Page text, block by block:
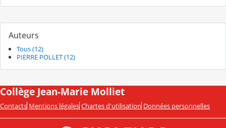
Auteurs
Tous (12)
PIERRE POLLET (12)
Collège Jean-Marie Molliet
Contacts Mentions légales Chartes d'utilisation Données personnelles